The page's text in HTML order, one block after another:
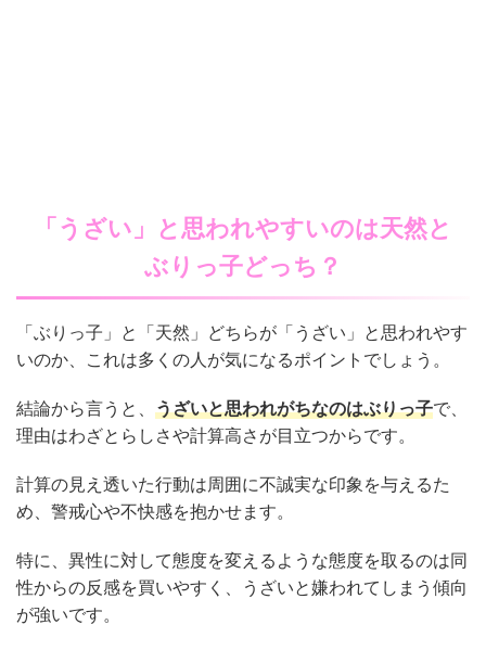
「うざい」と思われやすいのは天然と
ぶりっ子どっち？
「ぶりっ子」と「天然」どちらが「うざい」と思われやす
いのか、これは多くの人が気になるポイントでしょう。
結論から言うと、 うざいと思われがちなのはぶりっ子で、
理由はわざとらしさや計算高さが目立つからです。
計算の見え透いた行動は周囲に不誠実な印象を与えるた
め、警戒心や不快感を抱かせます。
特に、異性に対して態度を変えるような態度を取るのは同
性からの反感を買いやすく、うざいと嫌われてしまう傾向
が強いです。